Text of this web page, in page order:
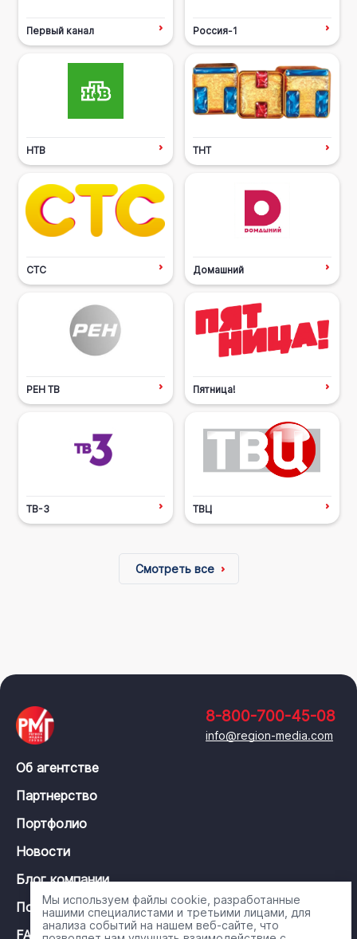
Первый канал Россия-1
НТВ ТНТ
СТС Домашний
РЕН ТВ Пятница!
ТВ-3 ТВЦ
Смотреть все
8-800-700-45-08
info@region-media.com
Об агентстве
Партнерство
Портфолио
Новости
Блог компании
Политика конфиденциальности
FAQ
Мы используем файлы cookie, разработанные
нашими специалистами и третьими лицами, для
анализа событий на нашем веб-сайте, что